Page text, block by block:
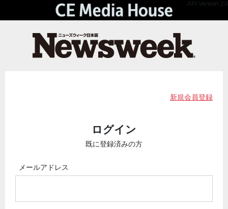
API Version 2.0
新規会員登録
ログイン
既に登録済みの方
メールアドレス